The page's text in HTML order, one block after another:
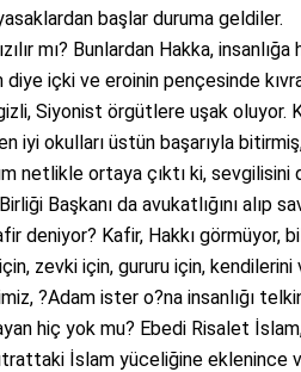
başlar duruma geldiler.
mı? Bunlardan Hakka,
içki ve eroinin pençesinde
Siyonist örgütlere uşak oluyor.
iyi okulları üstün başarıyla
netlikle ortaya çıktı ki,
Başkanı da avukatlığını alıp
deniyor? Kafir, Hakkı görmüyor,
zevki için, gururu için,
?Adam ister o?na insanlığı
hiç yok mu? Ebedi Risalet
İslam yüceliğine eklenince